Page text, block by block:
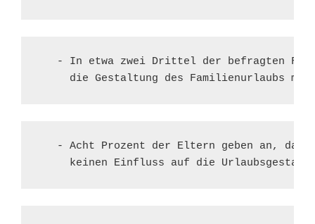
- In etwa zwei Drittel der befragten
die Gestaltung des Familienurlaubs mit
- Acht Prozent der Eltern geben an,
keinen Einfluss auf die